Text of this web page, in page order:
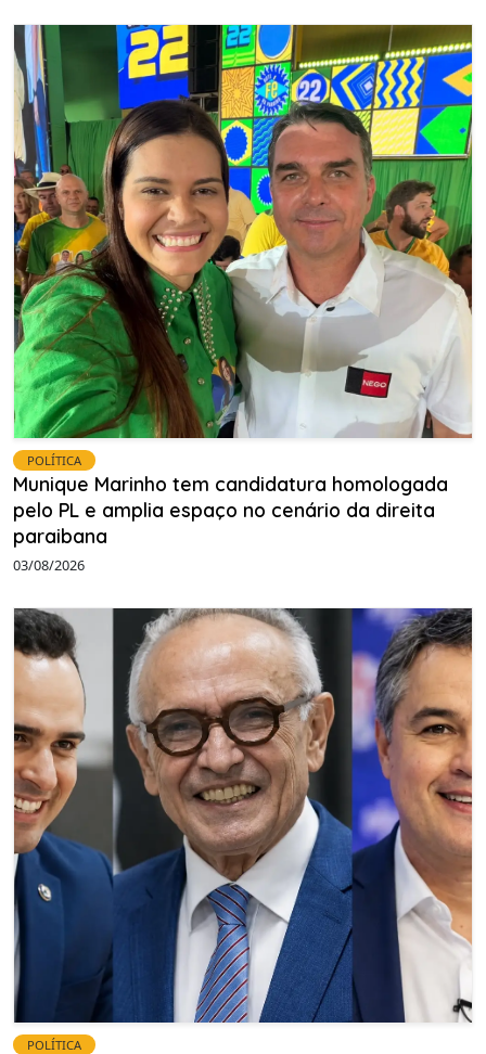
POLÍTICA
Munique Marinho tem candidatura homologada
pelo PL e amplia espaço no cenário da direita
paraibana
03/08/2026
POLÍTICA